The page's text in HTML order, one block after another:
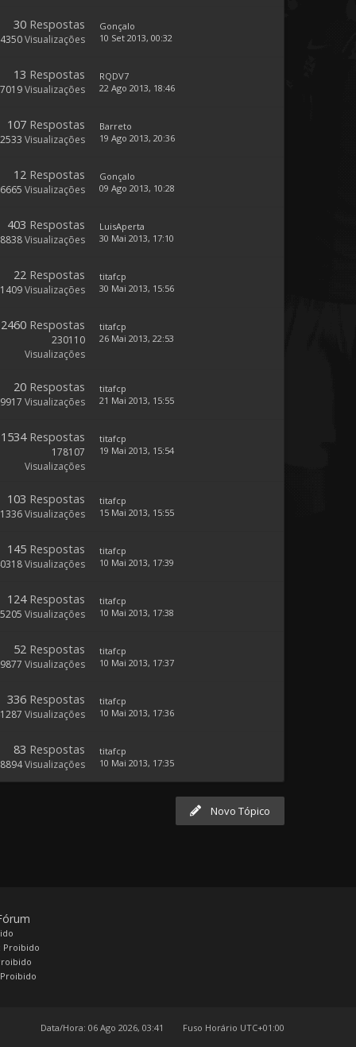
30 Respostas
Visualizações
Gonçalo
10 Set 2013, 00:32
13 Respostas
7019Visualizações
RQDV7
22 Ago 2013, 18:46
107 Respostas
Visualizações
Barreto
19 Ago 2013, 20:36
12 Respostas
6665 Visualizações
Gonçalo
09 Ago 2013, 10:28
403 Respostas
Visualizações
LuisAperta
30 Mai 2013, 17:10
22 Respostas
Visualizações
titafcp
30 Mai 2013, 15:56
2460 Respostas
230110
Visualizações
titafcp
26 Mai 2013, 22:53
20 Respostas
9917 Visualizações
titafcp
21 Mai 2013, 15:55
1534 Respostas
178107
Visualizações
titafcp
19 Mai 2013, 15:54
103 Respostas
Visualizações
titafcp
15 Mai 2013, 15:55
145 Respostas
Visualizações
titafcp
10 Mai 2013, 17:39
124 Respostas
Visualizações
titafcp
10 Mai 2013, 17:38
52 Respostas
Visualizações
titafcp
10 Mai 2013, 17:37
336 Respostas
Visualizações
titafcp
10 Mai 2013, 17:36
83 Respostas
Visualizações
titafcp
10 Mai 2013, 17:35
Novo Tópico
Proibido
Fuso Horário UTC+01:00
Data/Hora: 06 Ago 2026, 03:41